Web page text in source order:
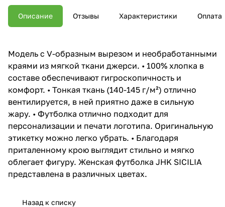
Описание Отзывы Характеристики Оплата
Модель с V-образным вырезом и необработанными
краями из мягкой ткани джерси. • 100% хлопка в
составе обеспечивают гигроскопичность и
комфорт. • Тонкая ткань (140-145 г/м²) отлично
вентилируется, в ней приятно даже в сильную
жару. • Футболка отлично подходит для
персонализации и печати логотипа. Оригинальную
этикетку можно легко убрать. • Благодаря
приталенному крою выглядит стильно и мягко
облегает фигуру. Женская футболка JHK SICILIA
представлена в различных цветах.
Назад к списку